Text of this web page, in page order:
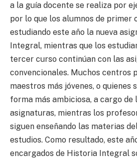
a la guía docente se realiza por
por lo que los alumnos de primer
estudiando este año la nueva
Integral, mientras que los
tercer curso continúan con las
convencionales. Muchos centros
maestros más jóvenes, o quienes
forma más ambiciosa, a cargo de
asignaturas, mientras los
siguen enseñando las materias
estudios. Como resultado, este
encargados de Historia Integral